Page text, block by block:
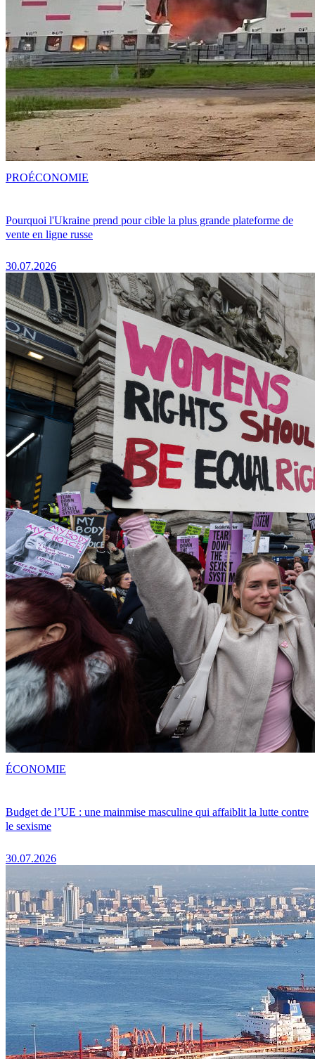
Pourquoi l'Ukraine prend pour cible la plus grande plateforme de
vente en ligne russe
30.07.2026
PROÉCONOMIE
Budget de l’UE : une mainmise masculine qui affaiblit la lutte contre
le sexisme
30.07.2026
ÉCONOMIE